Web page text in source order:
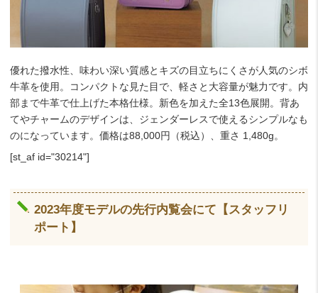
優れた撥水性、味わい深い質感とキズの目立ちにくさが人気のシボ
牛革を使用。コンパクトな見た目で、軽さと大容量が魅力です。内
部まで牛革で仕上げた本格仕様。新色を加えた全13色展開。背あ
てやチャームのデザインは、ジェンダーレスで使えるシンプルなも
のになっています。価格は88,000円（税込）、重さ 1,480g。
[st_af id="30214"]
2023年度モデルの先行内覧会にて【スタッフリ
ポート】